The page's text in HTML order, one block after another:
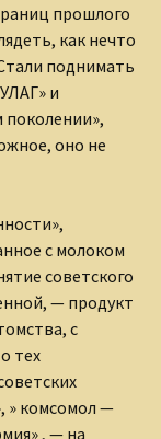
прошлого
как нечто
поднимать
и
поколении»,
оно не
с молоком
советского
— продукт
с
тех
» комсомол —
, — на